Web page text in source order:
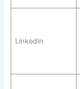
LinkedIn